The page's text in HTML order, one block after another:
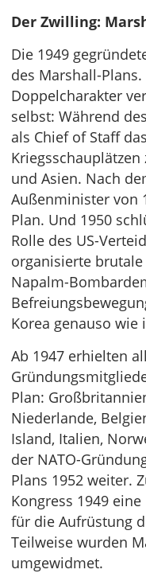
Der Zwilling:
Die 1949
des Marshall-
Doppelcharakter
selbst: Während
als Chief of Staff
und Asien. Nach
Außenminister von
Plan. Und 1950
Rolle des US-
organisierte
Napalm-
Korea genauso wie
Ab 1947 erhielten
Plan:
Niederlande,
Island, Italien,
der NATO-
Plans 1952 weiter.
Kongress 1949
für die Aufrüstung
Teilweise wurden
umgewidmet.